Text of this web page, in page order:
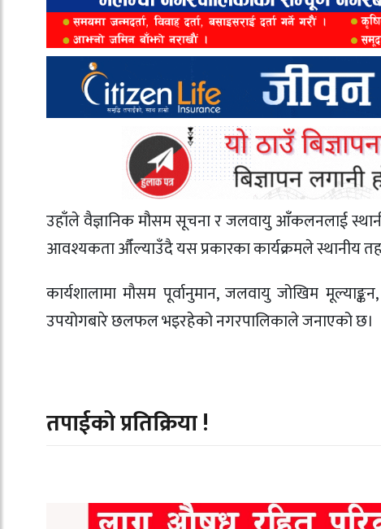
उहाँले वैज्ञानिक मौसम सूचना र जलवायु आँकलनलाई
आवश्यकता औँल्याउँदै यस प्रकारका कार्यक्रमले स्थानीय
कार्यशालामा मौसम पूर्वानुमान, जलवायु जोखिम
उपयोगबारे छलफल भइरहेको नगरपालिकाले जनाएको छ।
तपाईको प्रतिक्रिया !